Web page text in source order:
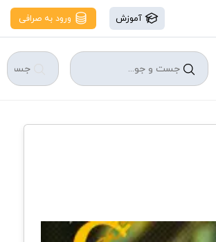
آموزش ورود به صرافی